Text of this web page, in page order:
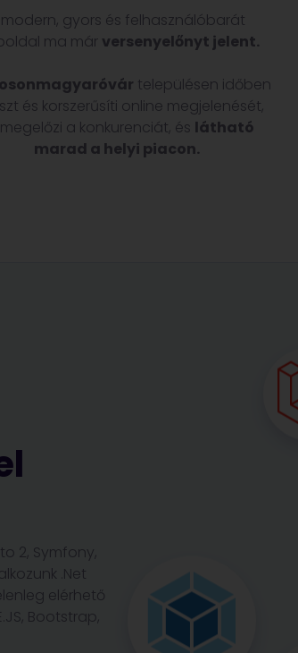
modern, gyors és felhasználóbarát
ma már versenyelőnyt jelent.
településen időben
és korszerűsíti online megjelenését,
a konkurenciát, és látható
marad a helyi piacon.
2, Symfony,
.Net
elérhető
Bootstrap,